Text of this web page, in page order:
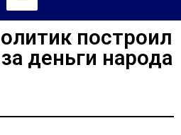
построил
деньги народа